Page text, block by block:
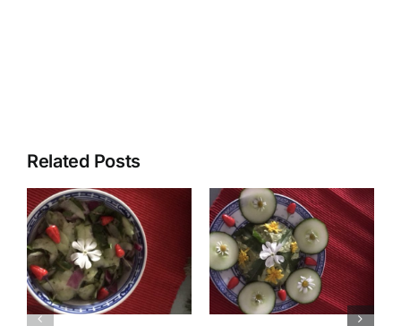
Related Posts